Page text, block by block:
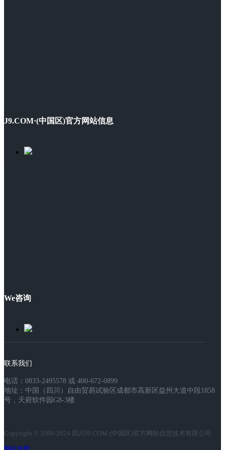
J9.COM·(中国区)官方网站信息
We咨询
联系我们
电话：0833-2495578 或 400-672-0899
地址：中国（四川）自由贸易试验区成都市高新区益州大道中段1858
号，天府软件园G8-3楼
Copyright © 2009-2024 四川J9.COM·(中国区)官方网站信息技术有限公司